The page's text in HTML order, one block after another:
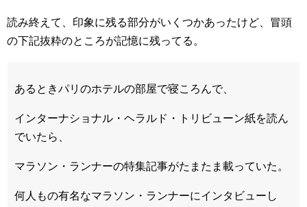
読み終えて、印象に残る部分がいくつかあったけど、冒頭
の下記抜粋のところが記憶に残ってる。
あるときパリのホテルの部屋で寝ころんで、
インターナショナル・ヘラルド・トリビューン紙を読ん
でいたら、
マラソン・ランナーの特集記事がたまたま載っていた。
何人もの有名なマラソン・ランナーにインタビューし